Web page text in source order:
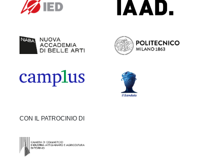
CON IL PATROCINIO DI